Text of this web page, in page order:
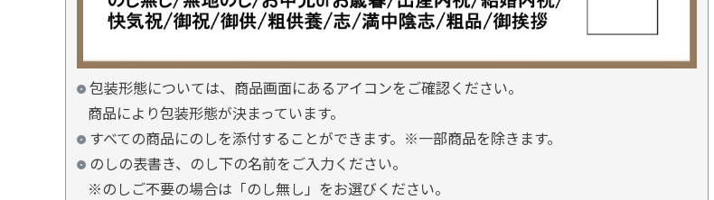
包装形態については、商品画面にあるアイコンをご確認ください。
商品により包装形態が決まっています。
すべての商品にのしを添付することができます。※一部商品を除きます。
のしの表書き、のし下の名前をご入力ください。
※のしご不要の場合は「のし無し」をお選びください。